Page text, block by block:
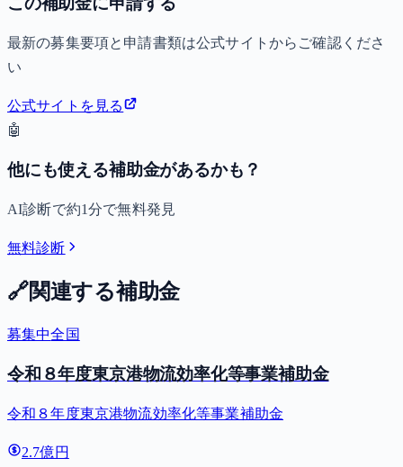
最新の募集要項と申請書類は公式サイトからご確認くださ
い
公式サイトを見る
🤖
他にも使える補助金があるかも？
AI診断で約1分で無料発見
無料診断
🔗関連する補助金
募集中全国
令和８年度東京港物流効率化等事業補助金
令和８年度東京港物流効率化等事業補助金
2.7億円